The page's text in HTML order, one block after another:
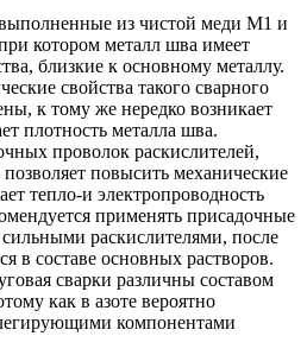
из чистой меди М1 и
котором металл шва имеет
близкие к основному металлу.
свойства такого сварного
к тому же нередко возникает
плотность металла шва.
проволок раскислителей,
повысить механические
тепло-и электропроводность
применять присадочные
раскислителями, после
в составе основных растворов.
сварки различны составом
как в азоте вероятно
компонентами